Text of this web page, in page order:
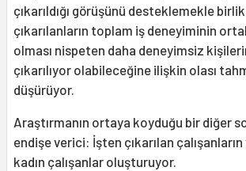
çıkarıldığı görüşünü desteklemekle
çıkarılanların toplam iş deneyiminin
olması nispeten daha deneyimsiz
çıkarılıyor olabileceğine ilişkin olası
düşürüyor.
Araştırmanın ortaya koyduğu bir diğer
endişe verici: İşten çıkarılan çalışanların
kadın çalışanlar oluşturuyor.